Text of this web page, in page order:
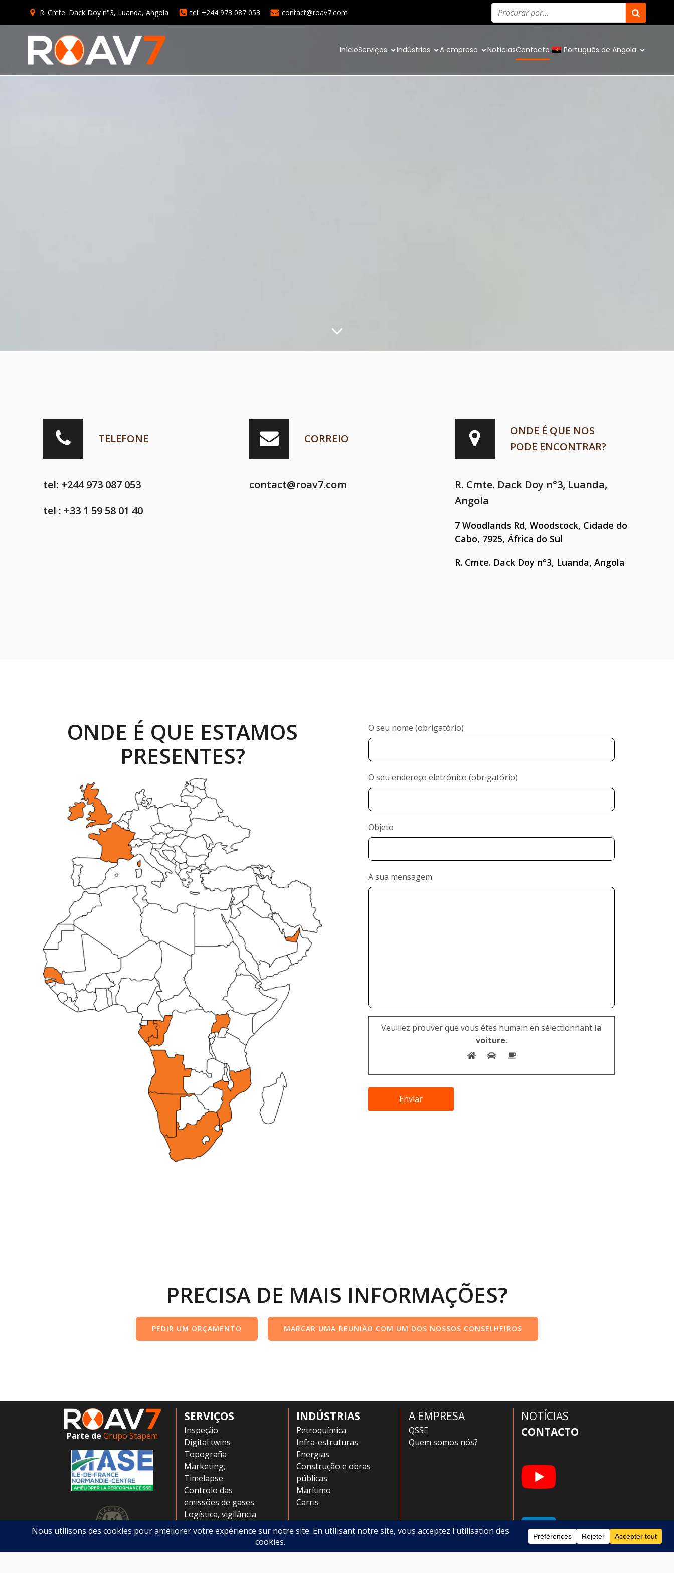
R. Cmte. Dack Doy n°3, Luanda, Angola tel: +244 973 087 053 contact@roav7.com
InícioServiços Indústrias A empresa NotíciasContacto Português de Angola
TELEFONE
tel: +244 973 087 053
tel : +33 1 59 58 01 40
CORREIO
contact@roav7.com
ONDE É QUE NOS
PODE ENCONTRAR?
R. Cmte. Dack Doy n°3, Luanda,
Angola
7 Woodlands Rd, Woodstock, Cidade do
Cabo, 7925, África do Sul
R. Cmte. Dack Doy n°3, Luanda, Angola
ONDE É QUE ESTAMOS
PRESENTES?
O seu nome (obrigatório)
O seu endereço eletrónico (obrigatório)
Objeto
A sua mensagem
Veuillez prouver que vous êtes humain en sélectionnant la
voiture.
PRECISA DE MAIS INFORMAÇÕES?
PEDIR UM ORÇAMENTO MARCAR UMA REUNIÃO COM UM DOS NOSSOS CONSELHEIROS
Parte de Grupo Stapem
SERVIÇOS
Inspeção
Digital twins
Topografia
Marketing,
Timelapse
Controlo das
emissões de gases
Logística, vigilância
INDÚSTRIAS
Petroquímica
Infra-estruturas
Energias
Construção e obras
públicas
Marítimo
Carris
A EMPRESA
QSSE
Quem somos nós?
NOTÍCIAS
CONTACTO